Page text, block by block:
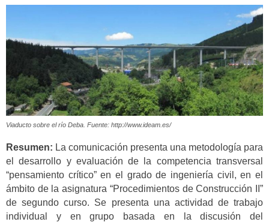
Viaducto sobre el río Deba. Fuente: http://www.ideam.es/
Resumen: La comunicación presenta una metodología para
el desarrollo y evaluación de la competencia transversal
“pensamiento crítico” en el grado de ingeniería civil, en el
ámbito de la asignatura “Procedimientos de Construcción II”
de segundo curso. Se presenta una actividad de trabajo
individual y en grupo basada en la discusión del